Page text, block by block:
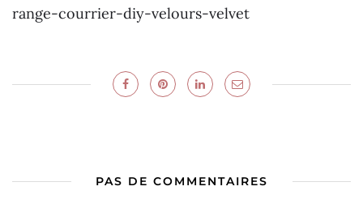
range-courrier-diy-velours-velvet
PAS DE COMMENTAIRES